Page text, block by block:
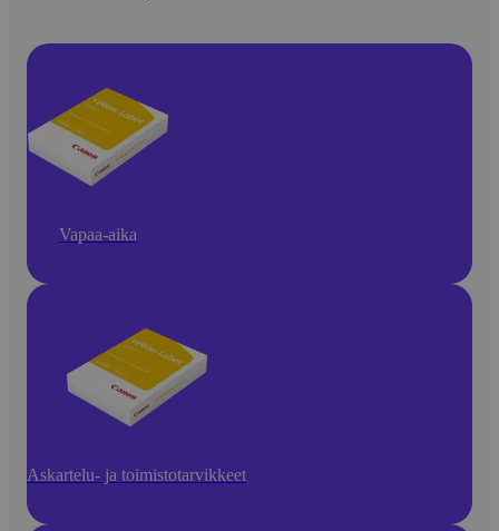
Vapaa-aika
Askartelu- ja toimistotarvikkeet